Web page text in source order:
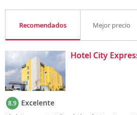
Recomendados Mejor precio
Hotel City
8.9 Excelente